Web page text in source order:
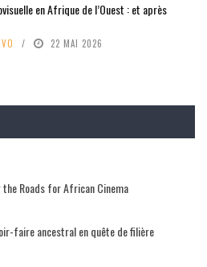
en Afrique de l’Ouest : et après
22 MAI 2026
Roads for African Cinema
faire ancestral en quête de filière